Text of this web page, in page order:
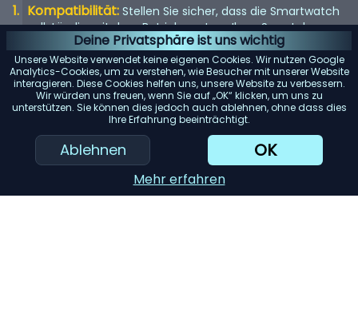
Deine Privatsphäre ist uns wichtig
Unsere Website verwendet keine eigenen Cookies. Wir nutzen Google
Analytics-Cookies, um zu verstehen, wie Besucher mit unserer Website
interagieren. Diese Cookies helfen uns, unsere Website zu verbessern.
Wir würden uns freuen, wenn Sie auf „OK“ klicken, um uns zu
unterstützen. Sie können dies jedoch auch ablehnen, ohne dass dies
Ihre Erfahrung beeinträchtigt.
Ablehnen OK
Mehr erfahren
Kompatibilität: Stellen Sie sicher, dass die Smartwatch
vollständig mit dem Betriebssystem Ihres Smartphones
(iOS oder Android) kompatibel ist, um mögliche
Einschränkungen zu vermeiden.
Akkulaufzeit: Achten Sie auf Modelle mit einer langen
Akkulaufzeit, insbesondere wenn Sie Funktionen wie GPS-
Tracking oder kontinuierliche Herzfrequenzmessung
regelmäßig nutzen möchten.
Gesundheits- und Fitness-Tracking:
Berücksichtigen
Sie die verschiedenen Tracking-Funktionen wie